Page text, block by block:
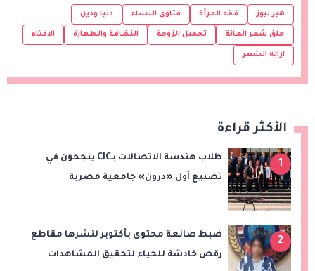
هير نيوز فقه المرأة فتاوى النساء دنيا ودين
حلق شعر العانة تجميل الزوجة النظافة والطهارة الافتاء
ازالة الشعر
الأكثر قراءة
1
طلاب هندسة الاتصالات بـCIC ينجحون في
تصنيع أول «درون» جامعية مصرية
2
ضبط صانعة محتوى بأكتوبر لنشرها مقاطع
رقص خادشة للحياء لتحقيق المشاهدات